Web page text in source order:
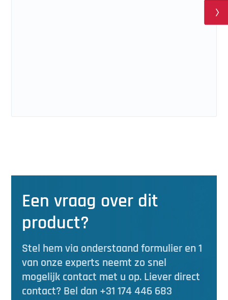
Een vraag over dit
product?
Stel hem via onderstaand formulier en 1
van onze experts neemt zo snel
mogelijk contact met u op. Liever direct
contact? Bel dan +31 174 446 683